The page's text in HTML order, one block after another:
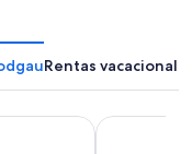
Rentas
Center
Hyatt